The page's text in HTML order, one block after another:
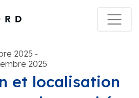
2025 -
2025
et localisation